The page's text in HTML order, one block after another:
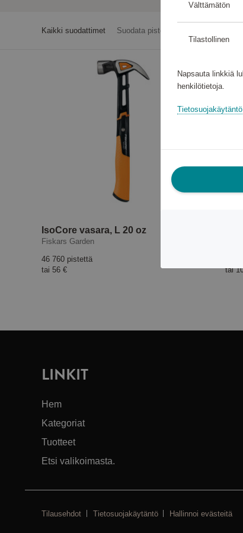
Kaikki suodattimet Suodata pisteiden mukaan
IsoCore vasara, L 20 oz
Fiskars Garden
46 760 pistettä
tai 56 €
tai
Välttämätön
Tilastollinen
Napsauta linkkiä
henkilötietoja.
Tietosuojakäytäntö
LINKIT
Hem
Kategoriat
Tuotteet
Etsi valikoimasta.
Tilausehdot Tietosuojakäytäntö Hallinnoi evästeitä